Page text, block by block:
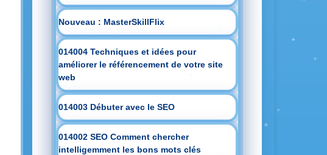
Nouveau : MasterSkillFlix
014004 Techniques et idées pour
améliorer le référencement de votre site
web
014003 Débuter avec le SEO
014002 SEO Comment chercher
intelligemment les bons mots clés